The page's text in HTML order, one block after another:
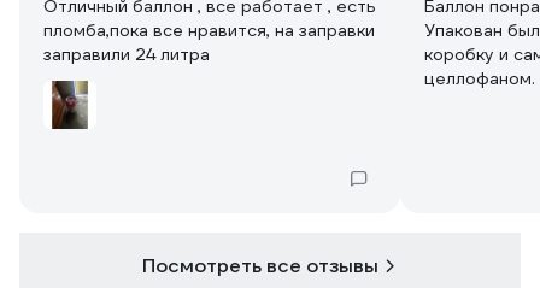
Отличный баллон , все работает , есть
пломба,пока все нравится, на заправки
заправили 24 литра
Баллон
Упакован
коробку и
целлофаном.
Посмотреть все отзывы